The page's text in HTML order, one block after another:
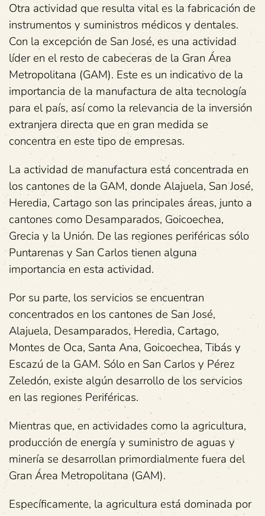
Otra actividad que resulta vital es la fabricación de
instrumentos y suministros médicos y dentales.
Con la excepción de San José, es una actividad
líder en el resto de cabeceras de la Gran Área
Metropolitana (GAM). Este es un indicativo de la
importancia de la manufactura de alta tecnología
para el país, así como la relevancia de la inversión
extranjera directa que en gran medida se
concentra en este tipo de empresas.
La actividad de manufactura está concentrada en
los cantones de la GAM, donde Alajuela, San José,
Heredia, Cartago son las principales áreas, junto a
cantones como Desamparados, Goicoechea,
Grecia y la Unión. De las regiones periféricas sólo
Puntarenas y San Carlos tienen alguna
importancia en esta actividad.
Por su parte, los servicios se encuentran
concentrados en los cantones de San José,
Alajuela, Desamparados, Heredia, Cartago,
Montes de Oca, Santa Ana, Goicoechea, Tibás y
Escazú de la GAM. Sólo en San Carlos y Pérez
Zeledón, existe algún desarrollo de los servicios
en las regiones Periféricas.
Mientras que, en actividades como la agricultura,
producción de energía y suministro de aguas y
minería se desarrollan primordialmente fuera del
Gran Área Metropolitana (GAM).
Específicamente, la agricultura está dominada por